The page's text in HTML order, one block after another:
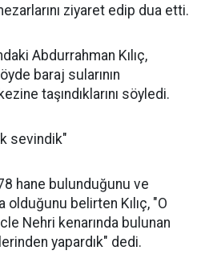
ziyaret edip dua etti.
Abdurrahman Kılıç,
baraj sularının
taşındıklarını söyledi.
sevindik"
hane bulunduğunu ve
olduğunu belirten Kılıç, "O
Nehri kenarında bulunan
yapardık" dedi.